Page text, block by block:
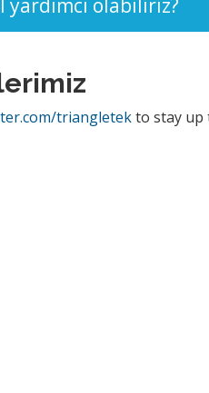
yardımcı olabiliriz?
triangletekto stay up